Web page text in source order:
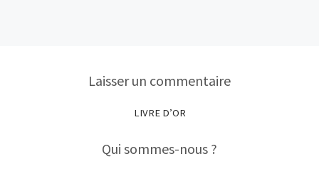
Laisser un commentaire
LIVRE D’OR
Qui sommes-nous ?